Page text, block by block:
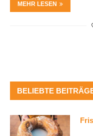
MEHR LESEN
BELIEBTE